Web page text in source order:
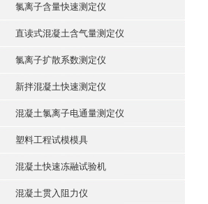
氯离子含量快速测定仪
直读式混凝土含气量测定仪
氯离子扩散系数测定仪
新拌混凝土快速测定仪
混凝土氯离子电通量测定仪
塑料工程试模模具
混凝土快速冻融试验机
混凝土贯入阻力仪